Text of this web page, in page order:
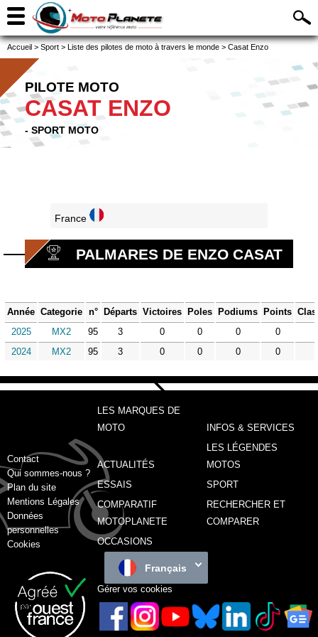
Accueil > Sport > Liste des pilotes de moto à travers le monde > Casat Enzo
PILOTE MOTO
CASAT ENZO
- SPORT MOTO
France
PALMARES DE ENZO CASAT
Année Categorie n° Départs Victoires Poles Podiums Points
2025
MX2 95 3 0 0 0
0
2024
MX2 95 3 0 0 0 0
Contact
Qui sommes-nous ?
Plan du site
Mentions Légales
Données
personnelles
Cookies
LES MARQUES DE
MOTO
INFOS & SERVICES
ACTUALITÉS
LES LÉGENDES
MOTOS
ESSAIS
SPORT
COMPARATIF
MOTOPLANETE
RECHERCHER ET
COMPARER
OCCASIONS
Français
Gérer vos cookies